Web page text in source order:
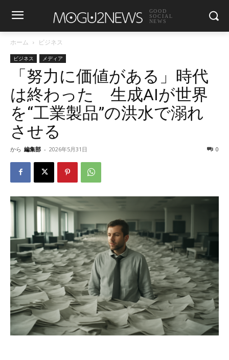
GOOD
SOCIAL
NEWS
ホーム ビジネス
ビジネス メディア
「努力に価値がある」時代
は終わった 生成AIが世界
を“工業製品”の洪水で溺れ
させる
から 編集部 - 2026年5月31日 0